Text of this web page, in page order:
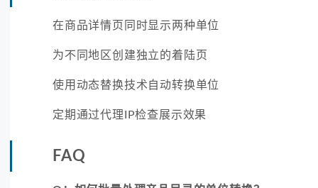
在商品详情页同时显示两种单位
为不同地区创建独立的着陆页
使用动态替换技术自动转换单位
定期通过代理IP检查展示效果
FAQ